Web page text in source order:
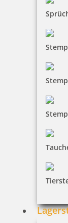
trodat LITTLE